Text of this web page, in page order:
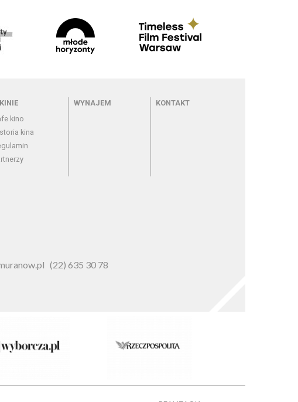
- o kinie
kino
kina
Menu - wynajem
WYNAJEM Menu - kontakt
KONTAKT
(22) 635 30 78